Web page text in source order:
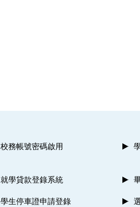
校務帳號密碼啟用
就學貸款登錄系統
學生停車證申請登錄